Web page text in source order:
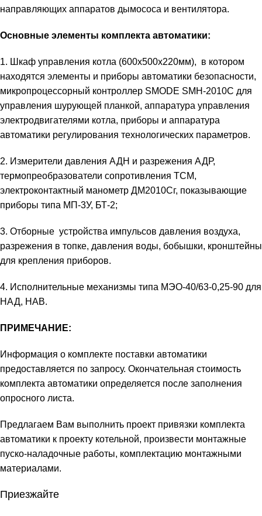
направляющих аппаратов дымососа и вентилятора.
Основные элементы комплекта автоматики:
1. Шкаф управления котла (600х500х220мм), в котором
находятся элементы и приборы автоматики безопасности,
микропроцессорный контроллер SMODE SMH-2010C для
управления шурующей планкой, аппаратура управления
электродвигателями котла, приборы и аппаратура
автоматики регулирования технологических параметров.
2. Измерители давления АДН и разрежения АДР,
термопреобразователи сопротивления ТСМ,
электроконтактный манометр ДМ2010Сг, показывающие
приборы типа МП-3У, БТ-2;
3. Отборные устройства импульсов давления воздуха,
разрежения в топке, давления воды, бобышки, кронштейны
для крепления приборов.
4. Исполнительные механизмы типа МЭО-40/63-0,25-90 для
НАД, НАВ.
ПРИМЕЧАНИЕ:
Информация о комплекте поставки автоматики
предоставляется по запросу. Окончательная стоимость
комплекта автоматики определяется после заполнения
опросного листа.
Предлагаем Вам выполнить проект привязки комплекта
автоматики к проекту котельной, произвести монтажные
пуско-наладочные работы, комплектацию монтажными
материалами.
Приезжайте